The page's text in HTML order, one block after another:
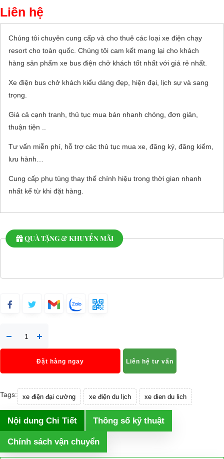
Liên hệ
Chúng tôi chuyên cung cấp và cho thuê các loại xe điện chạy
resort cho toàn quốc. Chúng tôi cam kết mang lại cho khách
hàng sản phẩm xe bus điện chở khách tốt nhất với giá rẻ nhất.
Xe điện bus chở khách kiểu dáng đẹp, hiện đại, lịch sự và sang
trọng.
Giá cả cạnh tranh, thủ tục mua bán nhanh chóng, đơn giản,
thuận tiện ..
Tư vấn miễn phí, hỗ trợ các thủ tục mua xe, đăng ký, đăng kiểm,
lưu hành…
Cung cấp phụ tùng thay thế chính hiệu trong thời gian nhanh
nhất kể từ khi đặt hàng.
QUÀ TẶNG & KHUYẾN MÃI
Đặt hàng ngay Liên hệ tư vấn
Tags: xe điện đại cường xe điện du lịch xe dien du lich
Nội dung Chi Tiết Thông số kỹ thuật
Chính sách vận chuyển